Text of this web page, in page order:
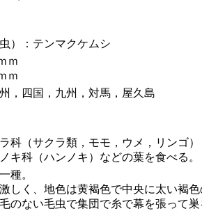
）：テンマクケムシ
ｍ
ｍ
，四国，九州，対馬，屋久島
科（サクラ類，モモ，ウメ，リンゴ
キ科（ハンノキ）などの葉を食べる。
種。
しく、地色は黄褐色で中央に太い褐
のない毛虫で集団で糸で幕を張って